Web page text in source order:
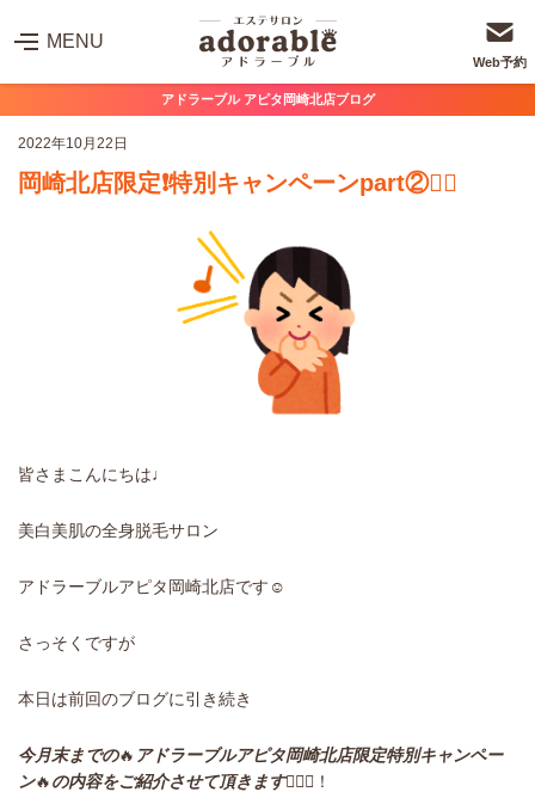
アドラーブル アピタ岡崎北店ブログ
MENU
Web予約
2022年10月22日
岡崎北店限定❗️特別キャンペーンpart②❤️‍🔥
皆さまこんにちは♩
美白美肌の全身脱毛サロン
アドラーブルアピタ岡崎北店です☺︎
さっそくですが
本日は前回のブログに引き続き
今月末までの🔥 アドラーブルアピタ岡崎北店限定特別キャンペー
ン🔥の内容をご紹介させて頂きます🧏🏻‍♀️ ！